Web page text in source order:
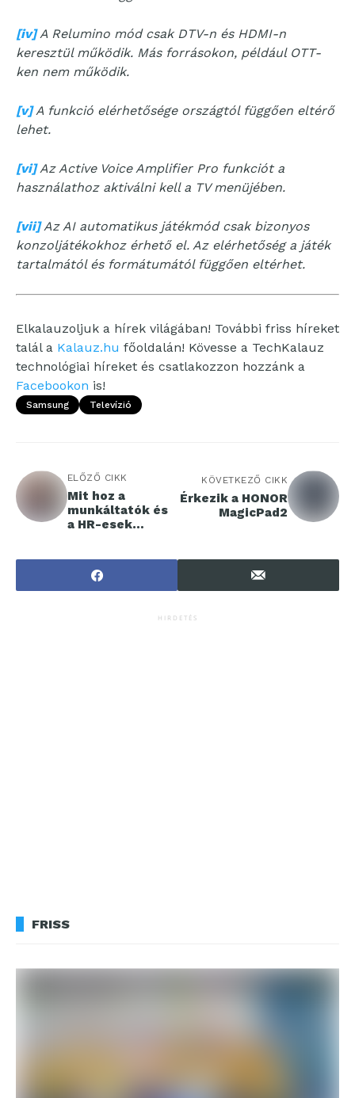
[iv]A Relumino mód csak DTV-n és HDMI-n
keresztül működik. Más forrásokon, például OTT-
ken nem működik.
[v]A funkció elérhetősége országtól függően eltérő
lehet.
[vi]Az Active Voice Amplifier Pro funkciót a
használathoz aktiválni kell a TV menüjében.
[vii]Az AI automatikus játékmód csak bizonyos
konzoljátékokhoz érhető el. Az elérhetőség a játék
tartalmától és formátumától függően eltérhet.
Elkalauzoljuk a hírek világában! További friss híreket
talál a Kalauz.hu főoldalán! Kövesse a TechKalauz
technológiai híreket és csatlakozzon hozzánk a
Facebookon is!
Samsung Televízió
ELŐZŐ CIKK
Mit hoz a
munkáltatók és
a HR-esek
KÖVETKEZŐ CIKK
Érkezik a HONOR
MagicPad2
HIRDETÉS
FRISS